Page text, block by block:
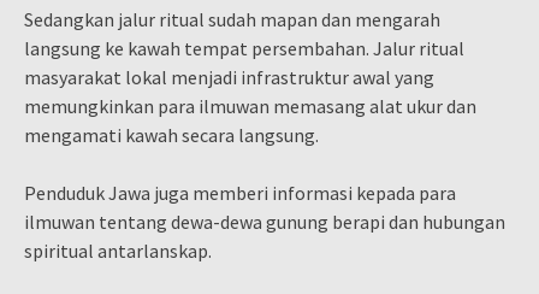
Sedangkan jalur ritual sudah mapan dan mengarah
langsung ke kawah tempat persembahan. Jalur ritual
masyarakat lokal menjadi infrastruktur awal yang
memungkinkan para ilmuwan memasang alat ukur dan
mengamati kawah secara langsung.
Penduduk Jawa juga memberi informasi kepada para
ilmuwan tentang dewa-dewa gunung berapi dan hubungan
spiritual antarlanskap.